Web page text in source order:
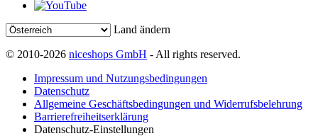
Land ändern
© 2010-2026 niceshops GmbH - All rights reserved.
Impressum und Nutzungsbedingungen
Datenschutz
Allgemeine Geschäftsbedingungen und Widerrufsbelehrung
Barrierefreiheitserklärung
Datenschutz-Einstellungen